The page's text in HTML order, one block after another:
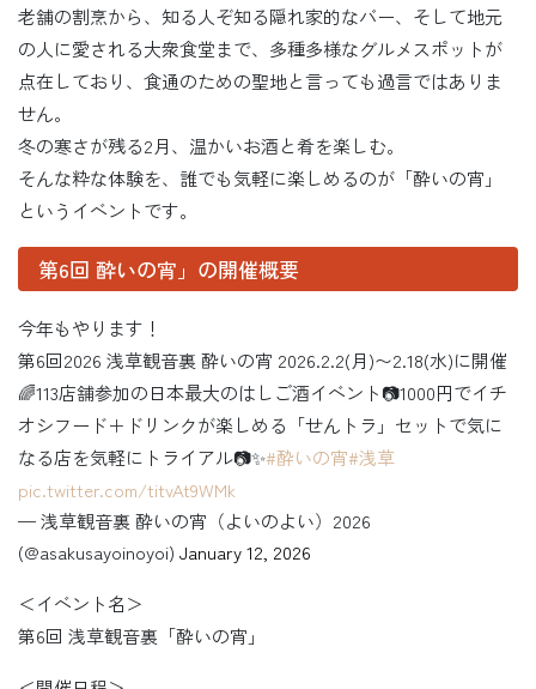
老舗の割烹から、知る人ぞ知る隠れ家的なバー、そして地元
の人に愛される大衆食堂まで、多種多様なグルメスポットが
点在しており、食通のための聖地と言っても過言ではありま
せん。
冬の寒さが残る2月、温かいお酒と肴を楽しむ。
そんな粋な体験を、誰でも気軽に楽しめるのが「酔いの宵」
というイベントです。
第6回 酔いの宵」の開催概要
今年もやります！
第6回2026 浅草観音裏 酔いの宵 2026.2.2(月)〜2.18(水)に開催
🌈113店舗参加の日本最大のはしご酒イベント📷1000円でイチ
オシフード＋ドリンクが楽しめる「せんトラ」セットで気に
なる店を気軽にトライアル📷✨#酔いの宵#浅草
pic.twitter.com/titvAt9WMk
— 浅草観音裏 酔いの宵（よいのよい）2026
(@asakusayoinoyoi) January 12, 2026
＜イベント名＞
第6回 浅草観音裏「酔いの宵」